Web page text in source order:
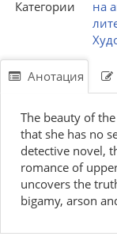
Категории
на
Анотация
The beauty of
that she has no
detective novel,
romance of
uncovers the
bigamy, arson